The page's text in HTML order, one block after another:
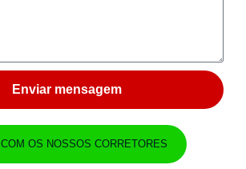
Enviar mensagem
OS NOSSOS CORRETORES